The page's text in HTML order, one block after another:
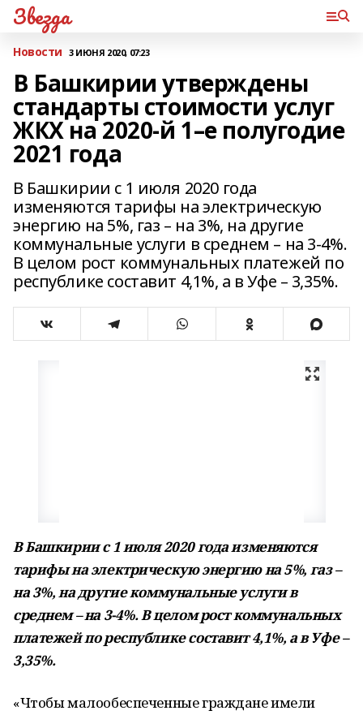
Звезда
Новости 3 ИЮНЯ 2020, 07:23
В Башкирии утверждены
стандарты стоимости услуг
ЖКХ на 2020-й 1–е полугодие
2021 года
В Башкирии с 1 июля 2020 года
изменяются тарифы на электрическую
энергию на 5%, газ – на 3%, на другие
коммунальные услуги в среднем – на 3-4%.
В целом рост коммунальных платежей по
республике составит 4,1%, а в Уфе – 3,35%.
В Башкирии с 1 июля 2020 года изменяются
тарифы на электрическую энергию на 5%, газ –
на 3%, на другие коммунальные услуги в
среднем – на 3-4%. В целом рост коммунальных
платежей по республике составит 4,1%, а в Уфе –
3,35%.
«Чтобы малообеспеченные граждане имели